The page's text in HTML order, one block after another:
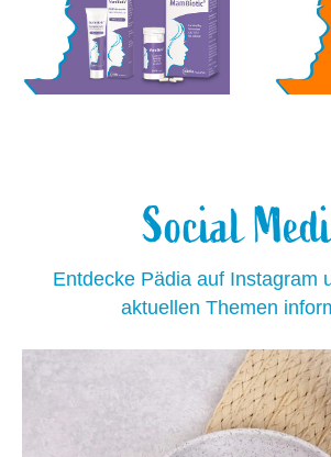
Social
Entdecke Pädia auf Instagram
aktuellen Themen